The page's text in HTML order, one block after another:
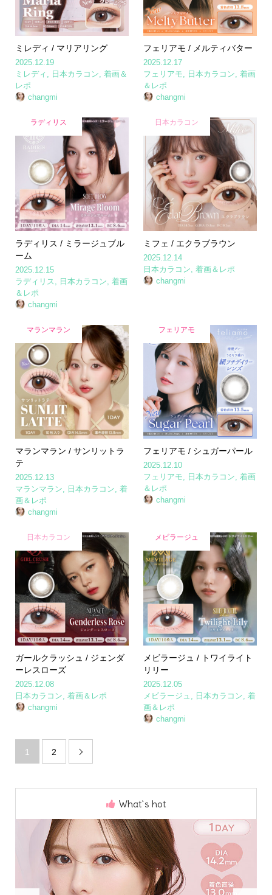
ミレディ / マリアリング
2025.12.19
ミレディ , 日本カラコン, 着画＆
レポ
changmi
フェリアモ / メルティバター
2025.12.17
フェリアモ, 日本カラコン,着画
＆レポ
changmi
ラディリス
ラディリス / ミラージュブル
ーム
2025.12.15
ラディリス
日本カラコン 着画
＆レポ
changmi
日本カラコン
ミフェ / エクラブラウン
2025.12.14
日本カラコン ,着画＆レポ
changmi
マランマラン
マランマラン / サンリットラ
テ
2025.12.13
マランマラン
日本カラコン 着
画＆レポ
changmi
フェリアモ
フェリアモ / シュガーパール
2025.12.10
フェリアモ
日本カラコン ,着画
＆レポ
changmi
日本カラコン
ガールクラッシュ / ジェンダ
ーレスローズ
2025.12.08
日本カラコン, 着画＆レポ
changmi
メビラージュ
メビラージュ / トワイライト
リリー
2025.12.05
メビラージュ , 日本カラコン,着
画＆レポ
changmi
1 2 
What`s hot